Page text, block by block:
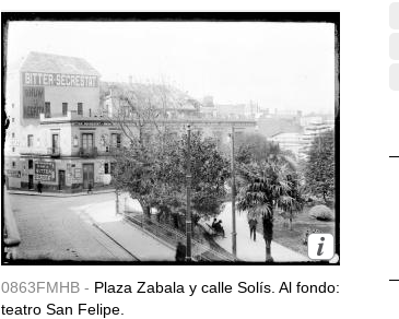
0863FMHB - Plaza Zabala y calle Solís. Al fondo:
teatro San Felipe.